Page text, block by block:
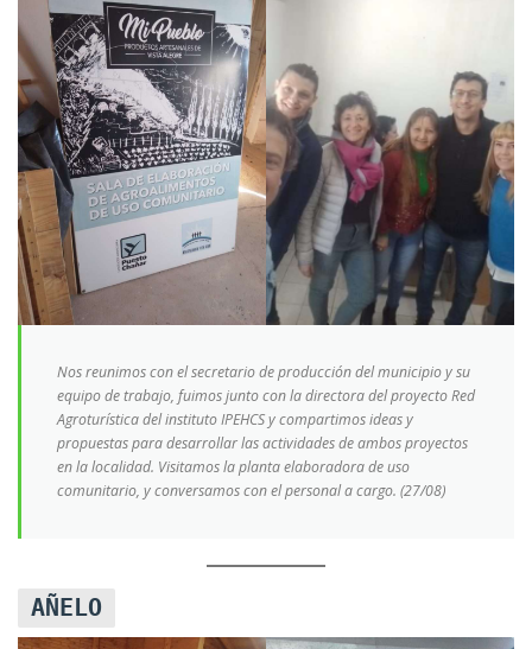
Nos reunimos con el secretario de producción del municipio y su
equipo de trabajo, fuimos junto con la directora del proyecto Red
Agroturística del instituto IPEHCS y compartimos ideas y
propuestas para desarrollar las actividades de ambos proyectos
en la localidad. Visitamos la planta elaboradora de uso
comunitario, y conversamos con el personal a cargo. (27/08)
AÑELO